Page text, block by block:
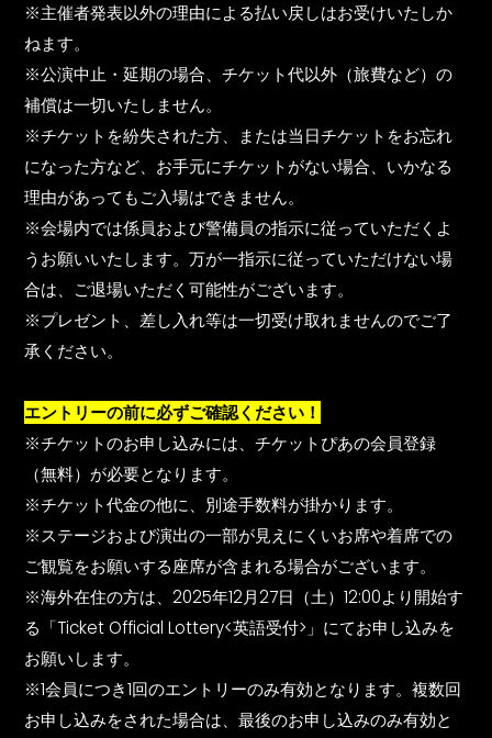
※主催者発表以外の理由による払い戻しはお受けいたしか
ねます。
※公演中止・延期の場合、チケット代以外（旅費など）の
補償は一切いたしません。
※チケットを紛失された方、または当日チケットをお忘れ
になった方など、お手元にチケットがない場合、いかなる
理由があってもご入場はできません。
※会場内では係員および警備員の指⽰に従っていただくよ
うお願いいたします。万が一指⽰に従っていただけない場
合は、ご退場いただく可能性がございます。
※プレゼント、差し入れ等は一切受け取れませんのでご了
承ください。
エントリーの前に必ずご確認ください！
※チケットのお申し込みには、チケットぴあの会員登録
（無料）が必要となります。
※チケット代金の他に、別途手数料が掛かります。
※ステージおよび演出の一部が見えにくいお席や着席での
ご観覧をお願いする座席が含まれる場合がございます。
※海外在住の方は、2025年12月27日（土）12:00より開始す
る「Ticket Official Lottery<英語受付>」にてお申し込みを
お願いします。
※1会員につき1回のエントリーのみ有効となります。複数回
お申し込みをされた場合は、最後のお申し込みのみ有効と